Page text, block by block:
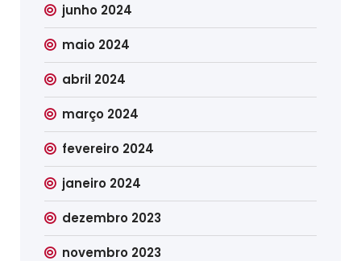
junho 2024
maio 2024
abril 2024
março 2024
fevereiro 2024
janeiro 2024
dezembro 2023
novembro 2023